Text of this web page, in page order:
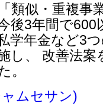
類似・重複事
後3年間で600
学年金など3
し、 改善法
。
ムセサン)